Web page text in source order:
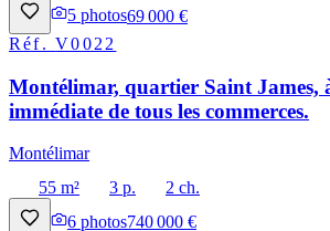
5 photos69 000 €
Réf.V0022
Montélimar, quartier Saint James,
immédiate de tous les commerces.
Montélimar
55 m²
3 p.
2 ch.
6 photos740 000 €